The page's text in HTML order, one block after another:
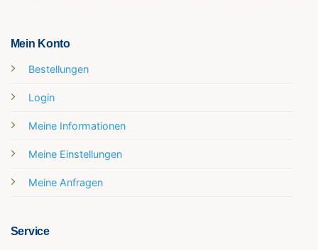
Mein Konto
Bestellungen
Login
Meine Informationen
Meine Einstellungen
Meine Anfragen
Service